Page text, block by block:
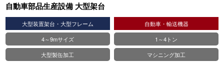
自動車部品生産設備 大型架台
大型装置架台・大型フレーム
自動車・輸送機器
4～9mサイズ
1～4トン
大型製缶加工
マシニング加工